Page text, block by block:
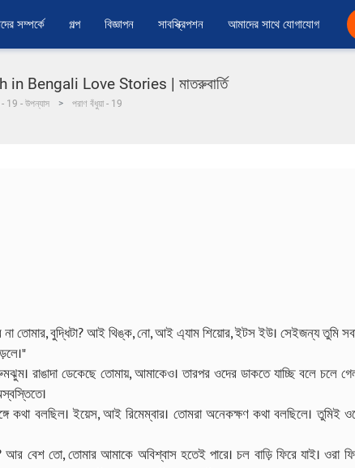
সম্পর্কে গল্প বিজ্ঞাপন সাবস্ক্রিপশন আমাদের সাথে যোগাযোগ
Bengali Love Stories | মাতরুবার্তি
- 19 - উপন্যাস পরাণ বঁধুয়া - 19
তোমার, বুদ্ধিটা? আই থিঙ্ক, নো, আই এ্যাম শিয়োর, ইটস ইউ। সেইজন্য তুমি
রাঙাদা ডেকেছে তোমায়, আমাকেও। তারপর ওদের ডাকতে যাচ্ছি বলে চলে
কথা বলছিল। ইয়েস, আই রিমেম্বার। তোমরা অনেকক্ষণ কথা বলছিলে। তুমিই
বেশ তো, তোমার আমাকে অবিশ্বাস হতেই পারে। চল বাড়ি ফিরে যাই। ওরা